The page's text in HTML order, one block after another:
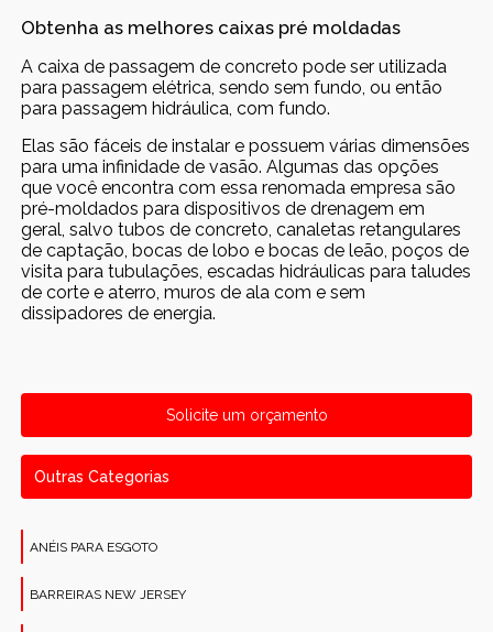
Obtenha as melhores caixas pré moldadas
A caixa de passagem de concreto pode ser utilizada
para passagem elétrica, sendo sem fundo, ou então
para passagem hidráulica, com fundo.
Elas são fáceis de instalar e possuem várias dimensões
para uma infinidade de vasão. Algumas das opções
que você encontra com essa renomada empresa são
pré-moldados para dispositivos de drenagem em
geral, salvo tubos de concreto, canaletas retangulares
de captação, bocas de lobo e bocas de leão, poços de
visita para tubulações, escadas hidráulicas para taludes
de corte e aterro, muros de ala com e sem
dissipadores de energia.
Solicite um orçamento
Outras Categorias
ANÉIS PARA ESGOTO
BARREIRAS NEW JERSEY